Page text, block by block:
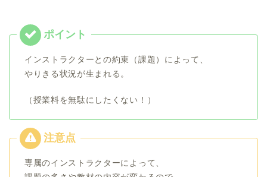
インストラクターとの約束（課題）によって、
やりきる状況が生まれる。
（授業料を無駄にしたくない！）
専属のインストラクターによって、